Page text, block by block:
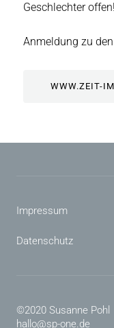
Geschlechter offen!
Anmeldung zu
WWW.ZEIT-
Impressum
Datenschutz
©2020 Susanne Pohl
hallo@sp-one.de